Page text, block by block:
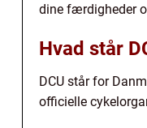
dine færdigheder
Hvad står
DCU står for
officielle